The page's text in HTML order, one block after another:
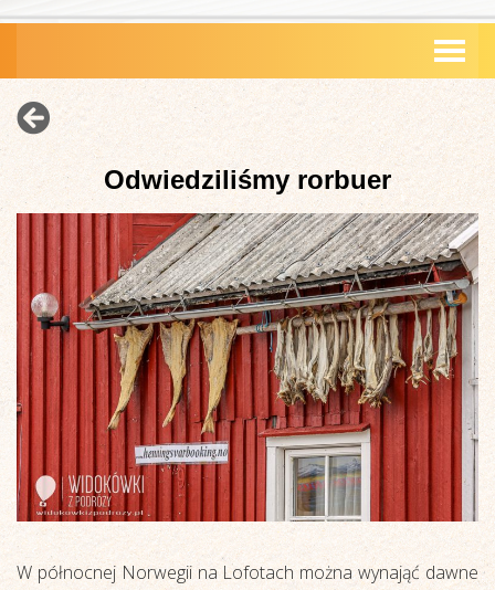
Odwiedziliśmy rorbuer
W północnej Norwegii na Lofotach można wynająć dawne